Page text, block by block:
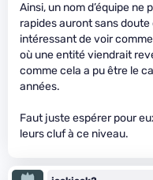
Ainsi, un nom d’équipe ne
rapides auront sans
intéressant de voir
où une entité viendrait
comme cela a pu être le
années.
Faut juste espérer pour
leurs cluf à ce niveau.